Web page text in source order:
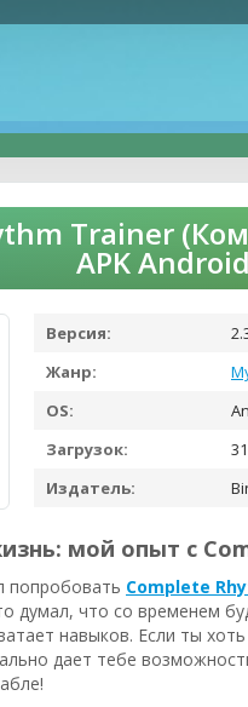
Trainer
APK
Версия:
Жанр:
OS:
Загрузок:
Издатель:
мой опыт с
попробовать Complete
думал, что со временем
навыков. Если ты
дает тебе